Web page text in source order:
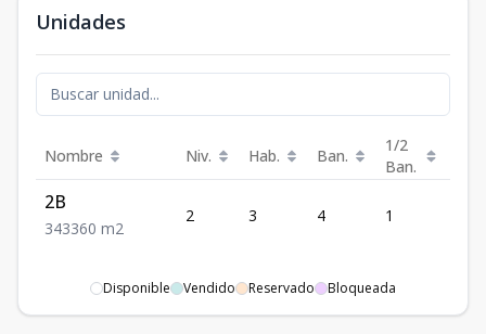
Unidades
Nombre Niv. Hab. Ban.
1/2
Ban.
2B
343360 m2
2 3 4 1
Disponible Vendido Reservado Bloqueada